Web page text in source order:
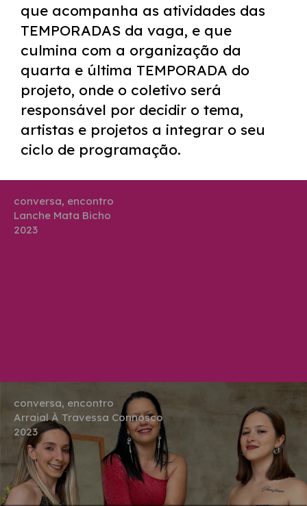
que acompanha as atividades das
TEMPORADAS da vaga, e que
culmina com a organização da
quarta e última TEMPORADA do
projeto, onde o coletivo será
responsável por decidir o tema,
artistas e projetos a integrar o seu
ciclo de programação.
conversa, encontro
Lanche Mata Bicho
2023
conversa, encontro
Arraial À Travessa Connosco
2023